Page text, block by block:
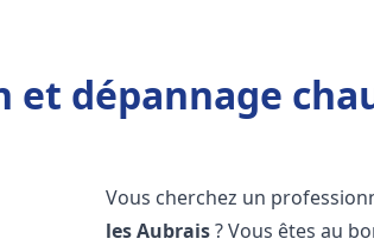
dépannage
Vous cherchez un
les Aubrais? Vous êtes au